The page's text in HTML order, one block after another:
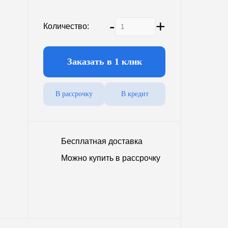
25000 л.
Количество: - +
Заказать в 1 клик
В рассрочку В кредит
Бесплатная доставка
Можно купить в рассрочку